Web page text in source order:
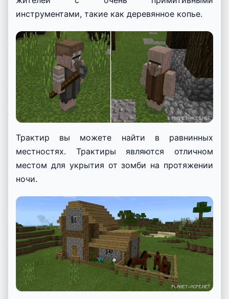
инструментами, такие как деревянное копье.
Трактир вы можете найти в равнинных
местностях. Трактиры являются отличном
местом для укрытия от зомби на протяжении
ночи.